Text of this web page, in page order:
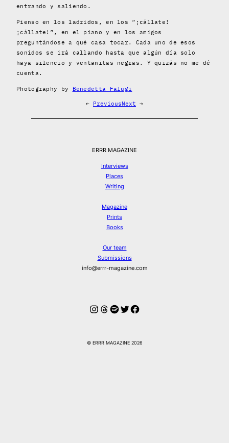
entrando y saliendo.
Pienso en los ladridos, en los “¡cállate!
¡cállate!”, en el piano y en los amigos
preguntándose a qué casa tocar. Cada uno de esos
sonidos se irá callando hasta que algún día solo
haya silencio y ventanitas negras. Y quizás no me dé
cuenta.
Photography by Benedetta Falugi
← PreviousNext →
ERRR MAGAZINE
Interviews
Places
Writing
Magazine
Prints
Books
Our team
Submissions
info@errr-magazine.com
Instagram
Threads
Spotify
Twitter
Facebook
© ERRR MAGAZINE 2026